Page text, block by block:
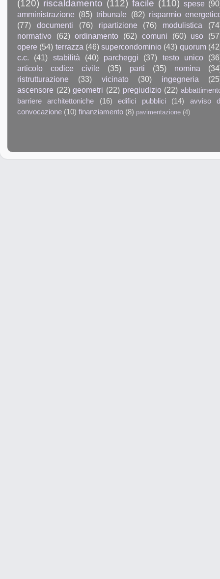
(120) riscaldamento (112) facile (110) spese
amministrazione (85) tribunale (82) risparmio
(77)
documenti (76) ripartizione (76) modulistica
normativo
(62) ordinamento (62) comuni (60) uso
opere (54) terrazza (46) supercondominio (43) quorum
c.c.
(41) stabilità (40) parcheggi (37) testo unico
articolo codice civile
(35) parti (35) nomina
ristrutturazione
(33) vicinato (30) ingegneria
ascensore (22) geometri (22) pregiudizio (22)
barriere architettoniche
(16) edifici pubblici (14)
avviso
convocazione (10) finanziamento (8) pavimentazione (4)